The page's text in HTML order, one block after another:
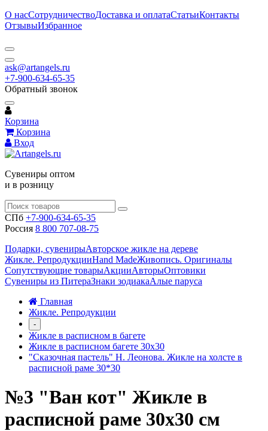
О насСотрудничествоДоставка и оплатаСтатьиКонтакты
ОтзывыИзбранное
ask@artangels.ru
+7-900-634-65-35
Обратный звонок
Корзина
Корзина
Вход
Сувениры оптом
и в розницу
СПб +7-900-634-65-35
Россия 8 800 707-08-75
Подарки, сувенирыАвторское жикле на дереве
Жикле. РепродукцииHand MadeЖивопись. Оригиналы
Сопутствующие товарыАкцииАвторыОптовики
Сувениры из ПитераЗнаки зодиакаАлые паруса
Главная
Жикле. Репродукции
-
Жикле в расписном в багете
Жикле в расписном багете 30х30
"Сказочная пастель" Н. Леонова. Жикле на холсте в
расписной раме 30*30
№3 "Ван кот" Жикле в
расписной раме 30х30 см